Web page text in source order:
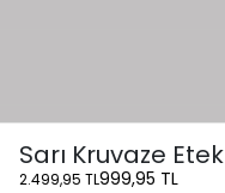
Sarı Kruvaze Etek
2.499,95 TL999,95 TL